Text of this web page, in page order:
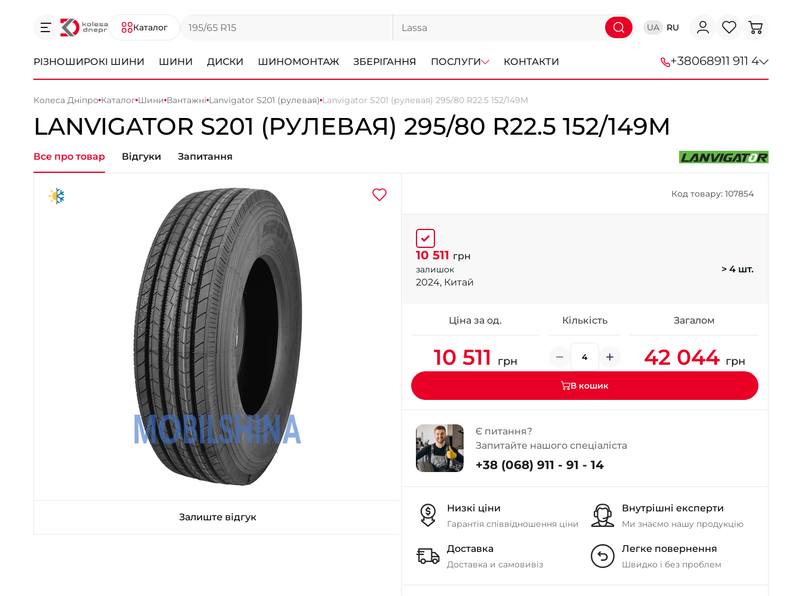
Каталог UA RU
РІЗНОШИРОКІ ШИНИ ШИНИ ДИСКИ ШИНОМОНТАЖ ЗБЕРІГАННЯ ПОСЛУГИ КОНТАКТИ +38068911 911 4
+38 (050) 911-911-4
+38 (095) 276-44-44
- Щепкіна
+38 (099)-643-33-77
+38 (068)-923-74-19
Колеса Дніпро Каталог Шини Вантажні Lanvigator S201 (рулевая) Lanvigator S201 (рулевая) 295/80 R22.5 152/149M
LANVIGATOR S201 (РУЛЕВАЯ) 295/80 R22.5 152/149M
Все про товар Відгуки Запитання
Залиште відгук
Код товару: 107854
10 511 грн
залишок
> 4 шт.
2024, Китай
Ціна за од. Кількість Загалом
10 511 грн 42 044 грн
В кошик
Є питання?
Запитайте нашого спеціаліста
+38 (068) 911 - 91 - 14
Низкі ціни
Гарантія співвідношення ціни
Внутрішні експерти
Ми знаємо нашу продукцію
Доставка
Доставка и самовивіз
Легке повернення
Швидко і без проблем